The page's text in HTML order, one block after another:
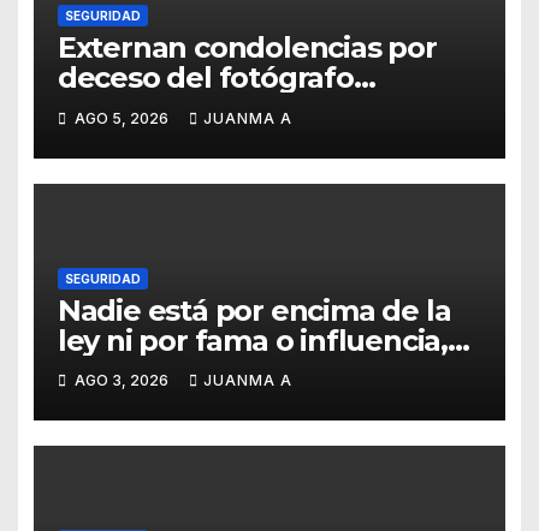
SEGURIDAD
Externan condolencias por
deceso del fotógrafo
Emmanuel Montero
AGO 5, 2026 JUANMA A
SEGURIDAD
Nadie está por encima de la
ley ni por fama o influencia,
afirmó titular de SSCG
AGO 3, 2026 JUANMA A